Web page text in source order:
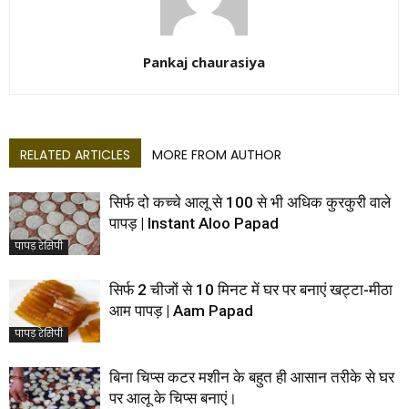
Pankaj chaurasiya
RELATED ARTICLES MORE FROM AUTHOR
पापड़ रेसिपी
सिर्फ दो कच्चे आलू से 100 से भी अधिक कुरकुरी वाले
पापड़ | Instant Aloo Papad
पापड़ रेसिपी
सिर्फ 2 चीजों से 10 मिनट में घर पर बनाएं खट्टा-मीठा
आम पापड़ | Aam Papad
बिना चिप्स कटर मशीन के बहुत ही आसान तरीके से घर
पर आलू के चिप्स बनाएं।